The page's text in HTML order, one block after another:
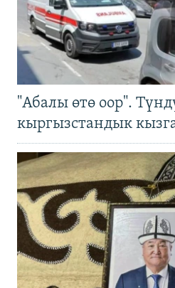
"Абалы өтө оор".
кыргызстандык